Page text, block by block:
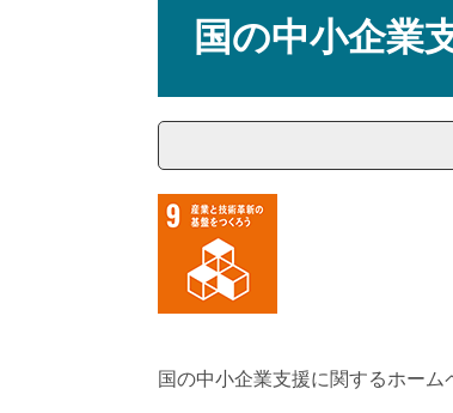
国の中小企業
国の中小企業支援に関するホーム